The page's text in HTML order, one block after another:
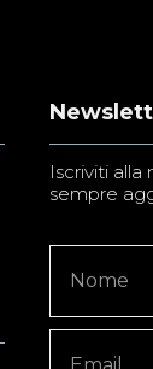
Iscriviti alla
sempre
Signup
Copy